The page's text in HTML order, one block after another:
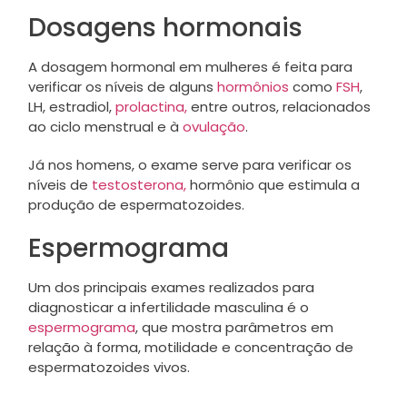
Dosagens hormonais
A dosagem hormonal em mulheres é feita para
verificar os níveis de alguns hormônios como FSH,
LH, estradiol,prolactina,entre outros, relacionados
ao ciclo menstrual e à ovulação.
Já nos homens, o exame serve para verificar os
níveis de testosterona,hormônio que estimula a
produção de espermatozoides.
Espermograma
Um dos principais exames realizados para
diagnosticar a infertilidade masculina é o
espermograma, que mostra parâmetros em
relação à forma, motilidade e concentração de
espermatozoides vivos.